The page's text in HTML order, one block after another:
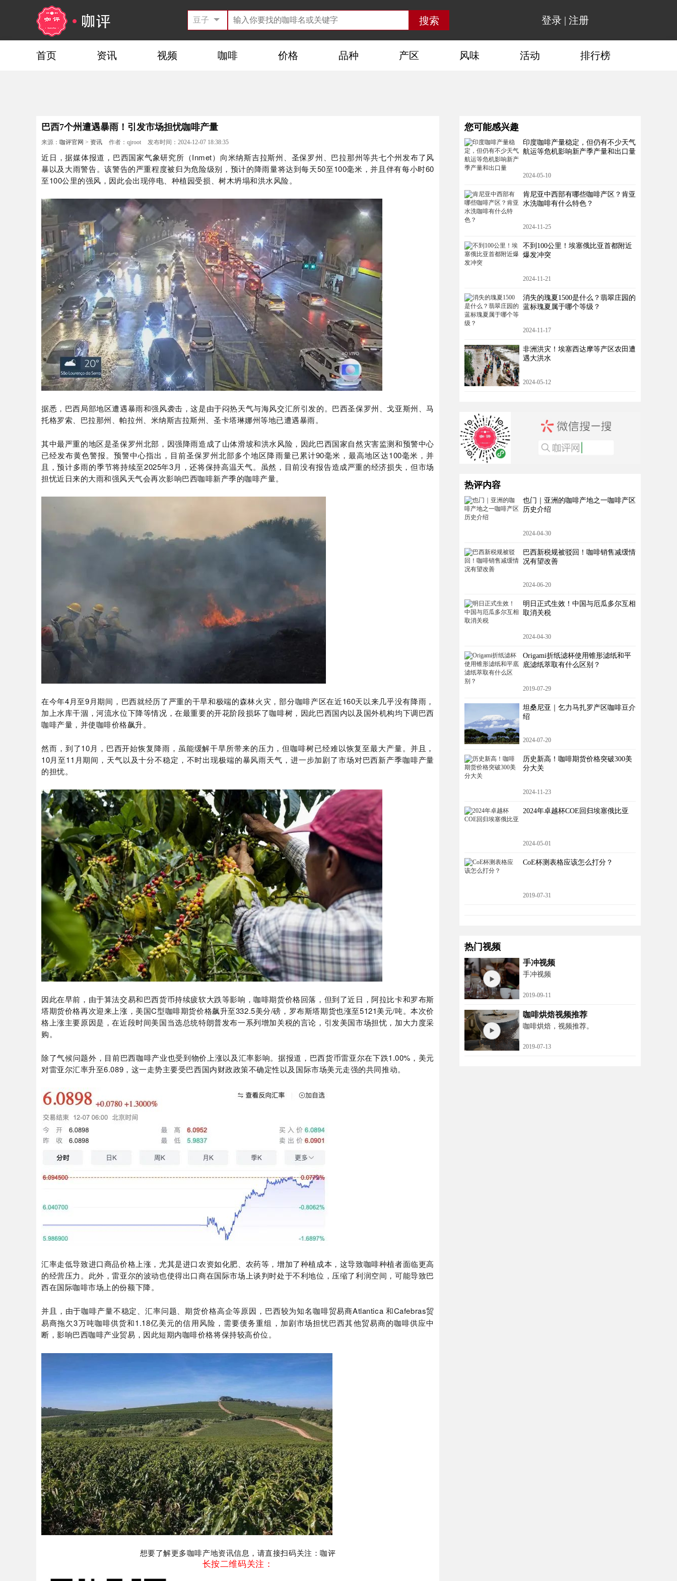
登录 | 注册
首页 资讯 视频 咖啡 价格 品种 产区 风味 活动 排行榜
巴西7个州遭遇暴雨！引发市场担忧咖啡产量
来源： 咖评官网 > 资讯 作者：qjroot 发布时间：2024-12-07 18:38:35
近日，据媒体报道，巴西国家气象研究所（Inmet）向米纳斯吉拉斯州、圣保罗州、巴拉那州等共七个州发布了风
暴以及大雨警告。该警告的严重程度被归为危险级别，预计的降雨量将达到每天50至100毫米，并且伴有每小时60
至100公里的强风，因此会出现停电、种植园受损、树木坍塌和洪水风险。
据悉，巴西局部地区遭遇暴雨和强风袭击，这是由于闷热天气与海风交汇所引发的。巴西圣保罗州、戈亚斯州、马
托格罗索、巴拉那州、帕拉州、米纳斯吉拉斯州、圣卡塔琳娜州等地已遭遇暴雨。
其中最严重的地区是圣保罗州北部，因强降雨造成了山体滑坡和洪水风险，因此巴西国家自然灾害监测和预警中心
已经发布黄色警报。预警中心指出，目前圣保罗州北部多个地区降雨量已累计90毫米，最高地区达100毫米，并
且，预计多雨的季节将持续至2025年3月，还将保持高温天气。 虽然，目前没有报告造成严重的经济损失，但市场
担忧近日来的大雨和强风天气会再次影响巴西咖啡新产季的咖啡产量。
在今年4月至9月期间，巴西就经历了严重的干旱和极端的森林火灾，部分咖啡产区在近160天以来几乎没有降雨，
加上水库干涸，河流水位下降等情况，在最重要的开花阶段损坏了咖啡树，因此巴西国内以及国外机构均下调巴西
咖啡产量，并使咖啡价格飙升。
然而，到了10月，巴西开始恢复降雨，虽能缓解干旱所带来的压力，但咖啡树已经难以恢复至最大产量。并且，
10月至11月期间，天气以及十分不稳定，不时出现极端的暴风雨天气，进一步加剧了市场对巴西新产季咖啡产量
的担忧。
因此在早前，由于算法交易和巴西货币持续疲软大跌等影响，咖啡期货价格回落，但到了近日，阿拉比卡和罗布斯
塔期货价格再次迎来上涨，美国C型咖啡期货价格飙升至332.5美分/磅，罗布斯塔期货也涨至5121美元/吨。本次价
格上涨主要原因是，在近段时间美国当选总统特朗普发布一系列增加关税的言论，引发美国市场担忧，加大力度采
购。
除了气候问题外，目前巴西咖啡产业也受到物价上涨以及汇率影响。据报道，巴西货币雷亚尔在下跌1.00%，美元
对雷亚尔汇率升至6.089，这一走势主要受巴西国内财政政策不确定性以及国际市场美元走强的共同推动。
汇率走低导致进口商品价格上涨，尤其是进口农资如化肥、农药等，增加了种植成本，这导致咖啡种植者面临更高
的经营压力。此外，雷亚尔的波动也使得出口商在国际市场上谈判时处于不利地位，压缩了利润空间，可能导致巴
西在国际咖啡市场上的份额下降。
并且，由于咖啡产量不稳定、汇率问题、期货价格高企等原因，巴西较为知名咖啡贸易商Atlantica 和Cafebras贸
易商拖欠3万吨咖啡供货和1.18亿美元的信用风险，需要债务重组，加剧市场担忧巴西其他贸易商的咖啡供应中
断，影响巴西咖啡产业贸易，因此短期内咖啡价格将保持较高价位。
想要了解更多咖啡产地资讯信息，请直接扫码关注：咖评
长按二维码关注：
您可能感兴趣
印度咖啡产量稳定，但仍有不少天气
航运等危机影响新产季产量和出口量
2024-05-10
肯尼亚中西部有哪些咖啡产区？肯亚
水洗咖啡有什么特色？
2024-11-25
不到100公里！埃塞俄比亚首都附近
爆发冲突
2024-11-21
消失的瑰夏1500是什么？翡翠庄园的
蓝标瑰夏属于哪个等级？
2024-11-17
非洲洪灾！埃塞西达摩等产区农田遭
遇大洪水
2024-05-12
热评内容
也门｜亚洲的咖啡产地之一咖啡产区
历史介绍
2024-04-30
巴西新税规被驳回！咖啡销售减缓情
况有望改善
2024-06-20
明日正式生效！中国与厄瓜多尔互相
取消关税
2024-04-30
Origami折纸滤杯使用锥形滤纸和平
底滤纸萃取有什么区别？
2019-07-29
坦桑尼亚｜乞力马扎罗产区咖啡豆介
绍
2024-07-20
历史新高！咖啡期货价格突破300美
分大关
2024-11-23
2024年卓越杯COE回归埃塞俄比亚
2024-05-01
CoE杯测表格应该怎么打分？
2019-07-31
热门视频
手冲视频
手冲视频
2019-09-11
咖啡烘焙视频推荐
咖啡烘焙，视频推荐。
2019-07-13